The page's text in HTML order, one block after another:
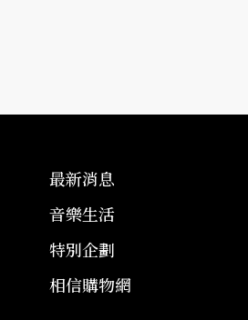
最新消息
音樂生活
特別企劃
相信購物網